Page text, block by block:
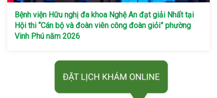
Bệnh viện Hữu nghị đa khoa Nghệ An đạt giải Nhất tại
Hội thi “Cán bộ và đoàn viên công đoàn giỏi” phường
Vinh Phú năm 2026